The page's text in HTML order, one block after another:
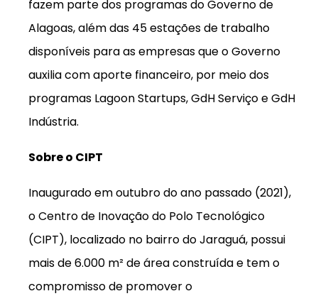
fazem parte dos programas do Governo de
Alagoas, além das 45 estações de trabalho
disponíveis para as empresas que o Governo
auxilia com aporte financeiro, por meio dos
programas Lagoon Startups, GdH Serviço e GdH
Indústria.
Sobre o CIPT
Inaugurado em outubro do ano passado (2021),
o Centro de Inovação do Polo Tecnológico
(CIPT), localizado no bairro do Jaraguá, possui
mais de 6.000 m² de área construída e tem o
compromisso de promover o